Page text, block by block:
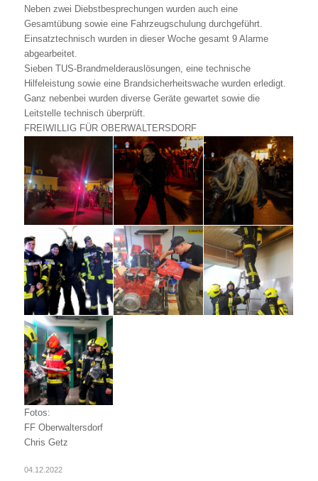
Neben zwei Diebstbesprechungen wurden auch eine
Gesamtübung sowie eine Fahrzeugschulung durchgeführt.
Einsatztechnisch wurden in dieser Woche gesamt 9 Alarme
abgearbeitet.
Sieben TUS-Brandmelderauslösungen, eine technische
Hilfeleistung sowie eine Brandsicherheitswache wurden erledigt.
Ganz nebenbei wurden diverse Geräte gewartet sowie die
Leitstelle technisch überprüft.
FREIWILLIG FÜR OBERWALTERSDORF
Fotos:
FF Oberwaltersdorf
Chris Getz
04.12.2022